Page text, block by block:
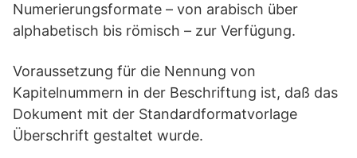
Numerierungsformate – von arabisch über
alphabetisch bis römisch – zur Verfügung.
Voraussetzung für die Nennung von
Kapitelnummern in der Beschriftung ist, daß das
Dokument mit der Standardformatvorlage
Überschrift gestaltet wurde.